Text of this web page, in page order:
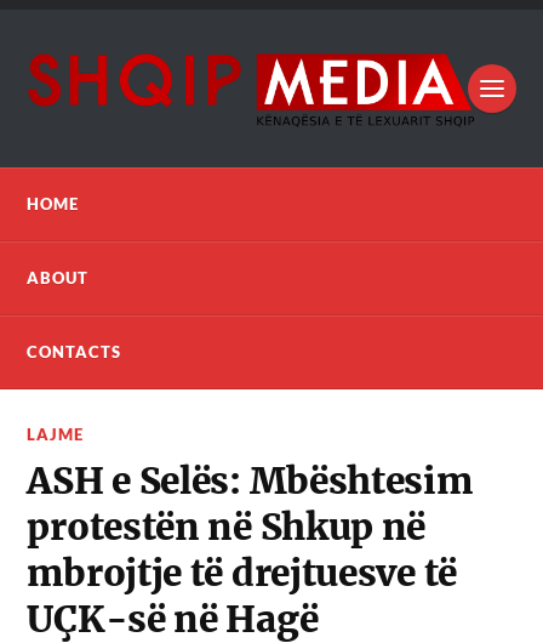
HOME
ABOUT
CONTACTS
LAJME
ASH e Selës: Mbështesim
protestën në Shkup në
mbrojtje të drejtuesve të
UÇK-së në Hagë